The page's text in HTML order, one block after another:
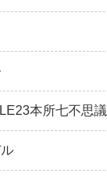
本所七不思議